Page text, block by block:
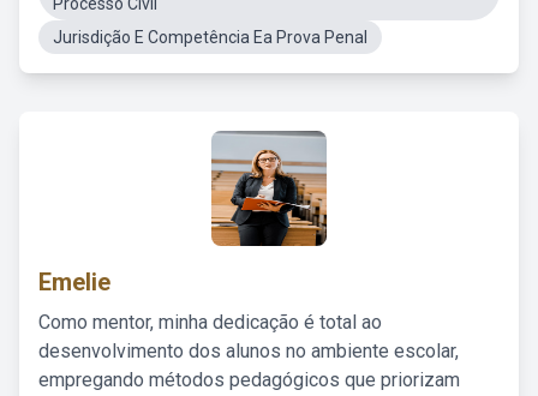
Jurisdição E Competência Ea Prova Penal
Emelie
Como mentor, minha dedicação é total ao
desenvolvimento dos alunos no ambiente escolar,
empregando métodos pedagógicos que priorizam